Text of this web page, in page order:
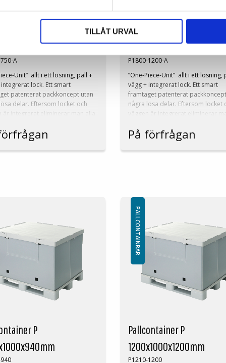
TILLÅT URVAL
faktor faktor: 1+2
Förbättrad arbetsmiljö
Kostnadseffektiv packprocess
Montering eller demontering
pallcontainer sker på ca 10
mm
A
Unit” allt i ett lösning, pall +
integrerat lock. Ett smart
patenterat packkoncept utan
delar. Eftersom locket och
är integrerat eliminerar man alla
i packprocessen. Det
kostnadseffektivisering för
som har mycket manuell
250 kg
beställning: 20st
lösa delar
arbetsmiljö
packprocess
eller demontering av en
sker på ca 10 sekunder.
All In One Pallet container
1800x1200x990 mm
P1800-1200-A
”One-Piece-Unit” allt i ett lösning,
vägg + integrerat lock. Ett smart
framtaget patenterat
några lösa delar. Eftersom locket
väggen är integrerat eliminerar
en tidsbesparing i packprocessen.
är en stor kostnadseffektivisering
kunder som har mycket manuell
Lastvikt: 350 kg
Volym: 1564L
Vikt: 66kg
Pall ställ: Nej
Vikt vid stapling: 1350kg
Stapel faktor: 1+3
Volym minskning: 77%
Minsta beställning: 20st
Montering eller demontering av
pallcontainer sker på ca 10
På förfrågan
P
Pallcontainer P
1200x1000x1200mm
P1210-1200
PALLCONTAINRAR